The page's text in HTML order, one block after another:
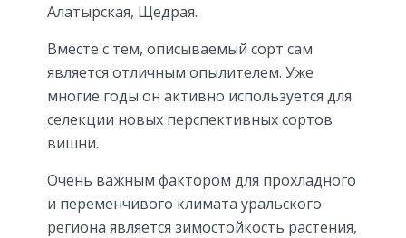
Алатырская, Щедрая.
Вместе с тем, описываемый сорт сам
является отличным опылителем. Уже
многие годы он активно используется для
селекции новых перспективных сортов
вишни.
Очень важным фактором для прохладного
и переменчивого климата уральского
региона является зимостойкость растения,